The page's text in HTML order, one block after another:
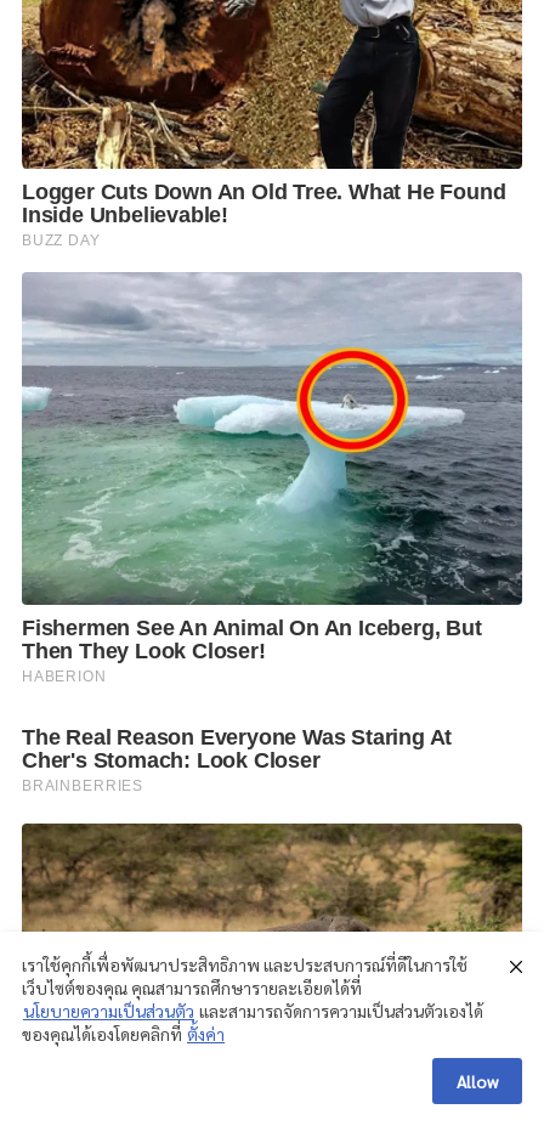
เราใช้คุกกี้เพื่อพัฒนาประสิทธิภาพ และประสบการณ์ที่ดีในการใช้
เว็บไซต์ของคุณ คุณสามารถศึกษารายละเอียดได้ที่
นโยบายความเป็นส่วนตัว และสามารถจัดการความเป็นส่วนตัวเองได้
ของคุณได้เองโดยคลิกที่ ตั้งค่า
Allow